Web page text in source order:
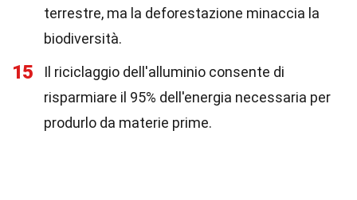
terrestre, ma la deforestazione minaccia la
biodiversità.
15
Il riciclaggio dell'alluminio consente di
risparmiare il 95% dell'energia necessaria per
produrlo da materie prime.